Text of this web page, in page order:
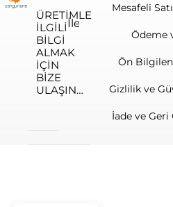
ÜRETIMLE
ILGILI
BILGI
ALMAK
IÇIN
BIZE
ULAŞIN…
Mesafeli
Ödeme
Ön
Gizlilik ve
İade ve Geri